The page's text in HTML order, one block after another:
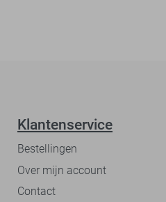
Klantenservice
Bestellingen
Over mijn account
Contact